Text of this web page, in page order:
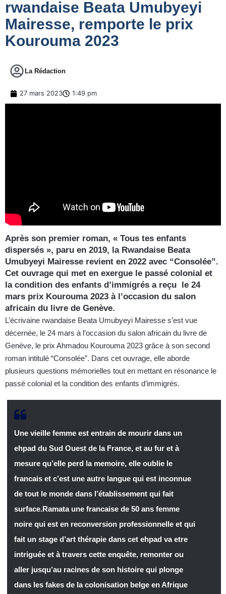
rwandaise Beata Umubyeyi
Mairesse, remporte le prix
Kourouma 2023
La Rédaction
27 mars 2023 1:49 pm
Après son premier roman, « Tous tes enfants
dispersés », paru en 2019, la Rwandaise Beata
Umubyeyi Mairesse revient en 2022 avec “Consolée”.
Cet ouvrage qui met en exergue le passé colonial et
la condition des enfants d’immigrés a reçu le 24
mars prix Kourouma 2023 à l’occasion du salon
africain du livre de Genève.
L’écrivaine rwandaise Beata Umubyeyi Mairesse s’est vue
décernée, le 24 mars à l’occasion du salon africain du livre de
Genève, le prix Ahmadou Kourouma 2023 grâce à son second
roman intitulé “Consolée”. Dans cet ouvrage, elle aborde
plusieurs questions mémorielles tout en mettant en résonance le
passé colonial et la condition des enfants d’immigrés.
Une vieille femme est entrain de mourir dans un
ehpad du Sud Ouest de la France, et au fur et à
mesure qu’elle perd la memoire, elle oublie le
francais et c’est une autre langue qui est inconnue
de tout le monde dans l’établissement qui fait
surface.Ramata une francaise de 50 ans femme
noire qui est en reconversion professionnelle et qui
fait un stage d’art thérapie dans cet ehpad va etre
intriguée et à travers cette enquête, remonter ou
aller jusqu’au racines de son histoire qui plonge
dans les fakes de la colonisation belge en Afrique